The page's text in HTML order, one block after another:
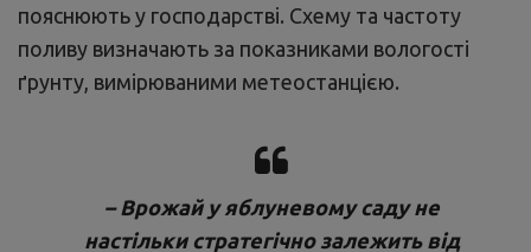
пояснюють у господарстві. Схему та частоту
поливу визначають за показниками вологості
ґрунту, вимірюваними метеостанцією.
– Врожай у яблуневому саду не
настільки стратегічно залежить від